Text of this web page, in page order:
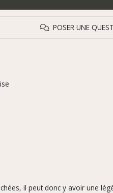
POSER UNE
il peut donc y avoir une